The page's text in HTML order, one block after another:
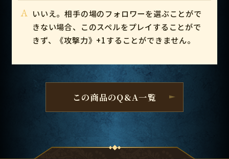
A いいえ。相手の場のフォロワーを選ぶことがで
きない場合、このスペルをプレイすることがで
きず、《攻撃力》+1することができません。
この商品のQ&A一覧